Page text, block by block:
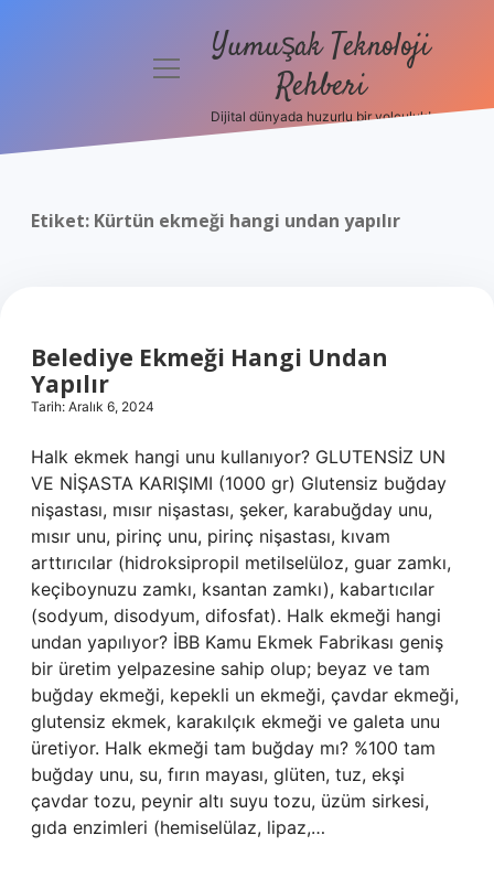
Politikası
menüyüYumuşak Teknoloji
Rehberi
Dijital dünyada huzurlu bir yolculuk!
Etiket: Kürtün ekmeği hangi undan yapılır
Belediye Ekmeği Hangi Undan
Yapılır
Tarih: Aralık 6, 2024
Halk ekmek hangi unu kullanıyor? GLUTENSİZ UN
VE NİŞASTA KARIŞIMI (1000 gr) Glutensiz buğday
nişastası, mısır nişastası, şeker, karabuğday unu,
mısır unu, pirinç unu, pirinç nişastası, kıvam
arttırıcılar (hidroksipropil metilselüloz, guar zamkı,
keçiboynuzu zamkı, ksantan zamkı), kabartıcılar
(sodyum, disodyum, difosfat). Halk ekmeği hangi
undan yapılıyor? İBB Kamu Ekmek Fabrikası geniş
bir üretim yelpazesine sahip olup; beyaz ve tam
buğday ekmeği, kepekli un ekmeği, çavdar ekmeği,
glutensiz ekmek, karakılçık ekmeği ve galeta unu
üretiyor. Halk ekmeği tam buğday mı? %100 tam
buğday unu, su, fırın mayası, glüten, tuz, ekşi
çavdar tozu, peynir altı suyu tozu, üzüm sirkesi,
gıda enzimleri (hemiselülaz, lipaz,…